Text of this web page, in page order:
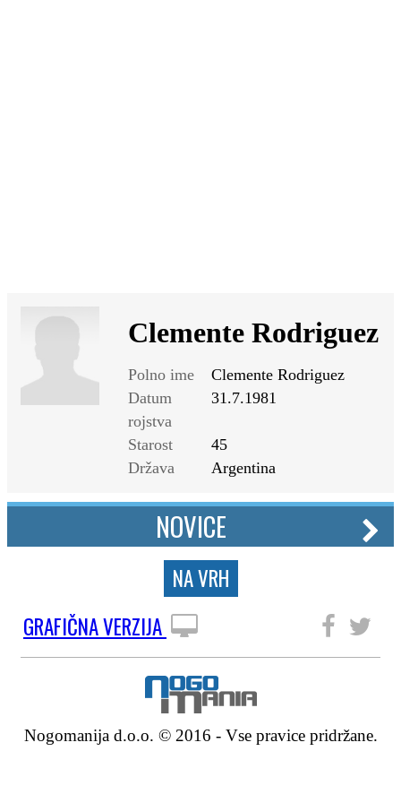
Clemente Rodriguez
Polno ime
Clemente Rodriguez
Datum
rojstva
31.7.1981
Starost
45
Država
Argentina
NOVICE
NA VRH
GRAFIČNA VERZIJA
Nogomanija d.o.o. © 2016 - Vse pravice pridržane.